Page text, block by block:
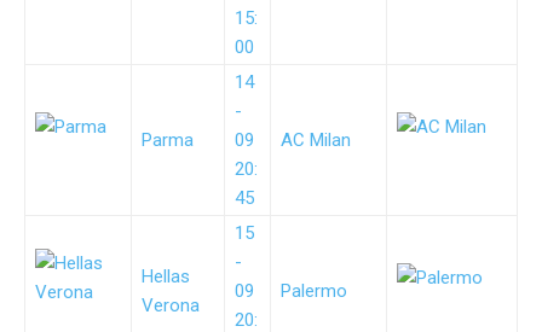
15:
00
Parma
14
-
09
20:
45
AC Milan
Hellas
Verona
15
-
09
20:
Palermo